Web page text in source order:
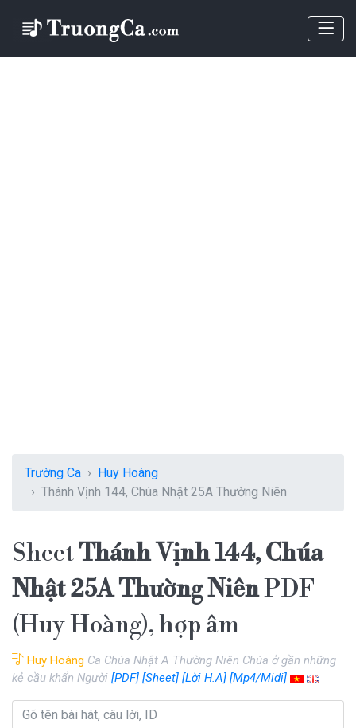
Trường Ca
Huy Hoàng
Thánh Vịnh 144, Chúa Nhật 25A Thường Niên
SheetThánh Vịnh 144, Chúa
Nhật 25A Thường NiênPDF
(Huy Hoàng), hợp âm
Huy Hoàng Ca Chúa Nhật A Thường Niên Chúa ở gần những
kẻ cầu khẩn Người [PDF] [Sheet] [Lời H.A] [Mp4/Midi]